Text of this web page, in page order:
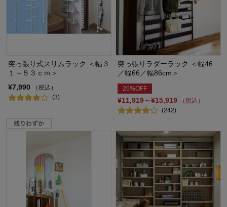
突っ張り式スリムラック ＜幅３
１～５３ｃｍ＞
¥7,990
（税込）
(3)
突っ張りラダーラック ＜幅46
／幅66／幅86cm＞
20%OFF
¥11,919～¥15,919
（税込）
(242)